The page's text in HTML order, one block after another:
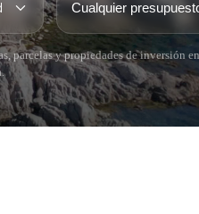
parcelas y propiedades de inversión